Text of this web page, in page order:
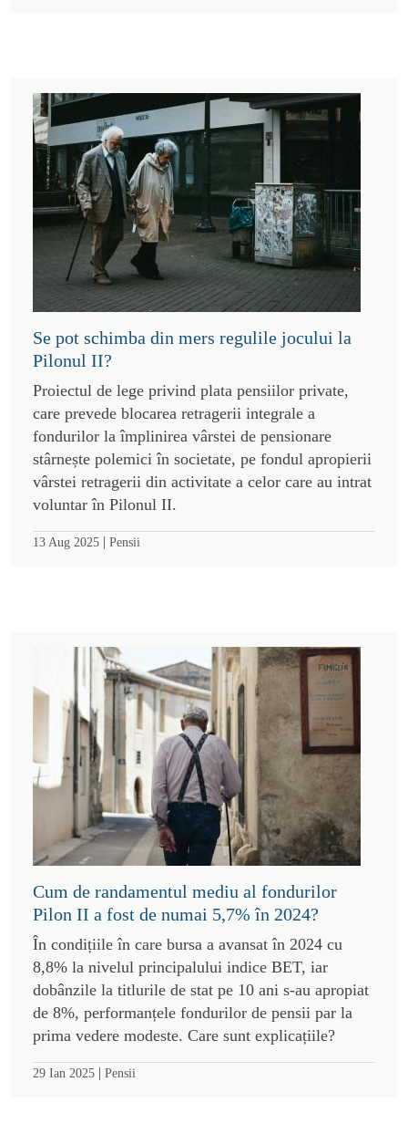
Se pot schimba din mers regulile jocului la
Pilonul II?
Proiectul de lege privind plata pensiilor private,
care prevede blocarea retragerii integrale a
fondurilor la împlinirea vârstei de pensionare
stârnește polemici în societate, pe fondul apropierii
vârstei retragerii din activitate a celor care au intrat
voluntar în Pilonul II.
13 Aug 2025 | Pensii
Cum de randamentul mediu al fondurilor
Pilon II a fost de numai 5,7% în 2024?
În condițiile în care bursa a avansat în 2024 cu
8,8% la nivelul principalului indice BET, iar
dobânzile la titlurile de stat pe 10 ani s-au apropiat
de 8%, performanțele fondurilor de pensii par la
prima vedere modeste. Care sunt explicațiile?
29 Ian 2025 | Pensii